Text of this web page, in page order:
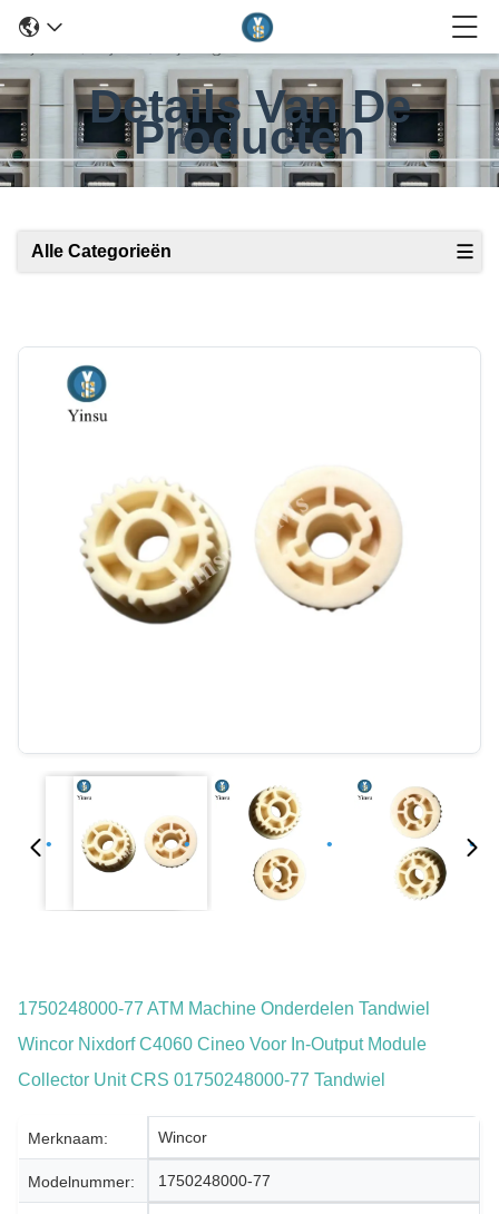
Details Van De
Producten
Alle Categorieën
1750248000-77 ATM Machine Onderdelen Tandwiel
Wincor Nixdorf C4060 Cineo Voor In-Output Module
Collector Unit CRS 01750248000-77 Tandwiel
Merknaam: Wincor
Modelnummer: 1750248000-77